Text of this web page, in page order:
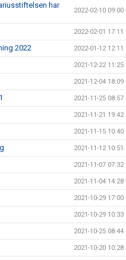
har
2022-02-10 09:00
2022-02-01 17:11
2022 2022-01-12 12:11
2021-12-22 11:25
2021-12-04 18:09
2021-11-25 08:57
2021-11-21 19:42
2021-11-15 10:40
2021-11-12 10:51
2021-11-07 07:32
2021-11-04 14:28
2021-10-29 17:00
2021-10-29 10:33
2021-10-25 08:44
2021-10-20 10:28